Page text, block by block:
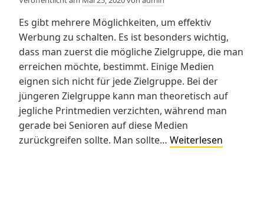
Es gibt mehrere Möglichkeiten, um effektiv
Werbung zu schalten. Es ist besonders wichtig,
dass man zuerst die mögliche Zielgruppe, die man
erreichen möchte, bestimmt. Einige Medien
eignen sich nicht für jede Zielgruppe. Bei der
jüngeren Zielgruppe kann man theoretisch auf
jegliche Printmedien verzichten, während man
gerade bei Senioren auf diese Medien
zurückgreifen sollte. Man sollte… Weiterlesen